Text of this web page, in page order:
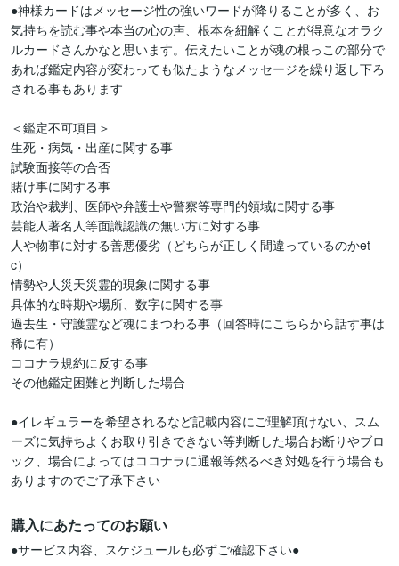
●神様カードはメッセージ性の強いワードが降りることが多く、お
気持ちを読む事や本当の心の声、根本を紐解くことが得意なオラク
ルカードさんかなと思います。伝えたいことが魂の根っこの部分で
あれば鑑定内容が変わっても似たようなメッセージを繰り返し下ろ
される事もあります
＜鑑定不可項目＞
生死・病気・出産に関する事
試験面接等の合否
賭け事に関する事
政治や裁判、医師や弁護士や警察等専門的領域に関する事
芸能人著名人等面識認識の無い方に対する事
人や物事に対する善悪優劣（どちらが正しく間違っているのかet
c）
情勢や人災天災霊的現象に関する事
具体的な時期や場所、数字に関する事
過去生・守護霊など魂にまつわる事（回答時にこちらから話す事は
稀に有）
ココナラ規約に反する事
その他鑑定困難と判断した場合
●イレギュラーを希望されるなど記載内容にご理解頂けない、スム
ーズに気持ちよくお取り引きできない等判断した場合お断りやブロ
ック、場合によってはココナラに通報等然るべき対処を行う場合も
ありますのでご了承下さい
購入にあたってのお願い
●サービス内容、スケジュールも必ずご確認下さい●